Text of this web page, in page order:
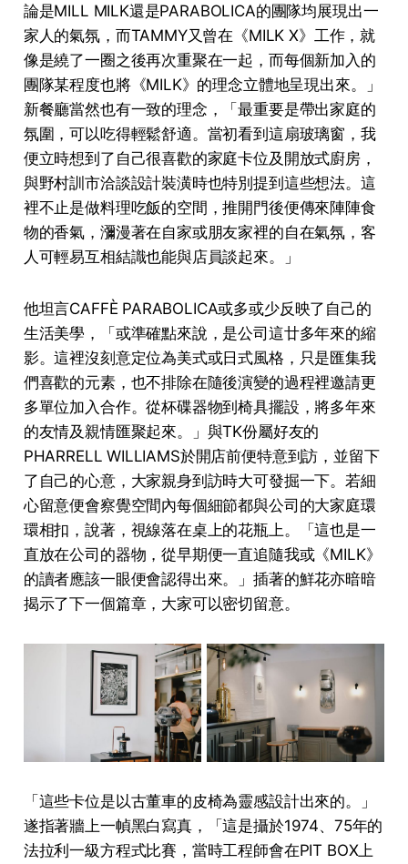
論是MILL MILK還是PARABOLICA的團隊均展現出一
家人的氣氛，而TAMMY又曾在《MILK X》工作，就
像是繞了一圈之後再次重聚在一起，而每個新加入的
團隊某程度也將《MILK》的理念立體地呈現出來。」
新餐廳當然也有一致的理念，「最重要是帶出家庭的
氛圍，可以吃得輕鬆舒適。當初看到這扇玻璃窗，我
便立時想到了自己很喜歡的家庭卡位及開放式廚房，
與野村訓市洽談設計裝潢時也特別提到這些想法。這
裡不止是做料理吃飯的空間，推開門後便傳來陣陣食
物的香氣，瀰漫著在自家或朋友家裡的自在氣氛，客
人可輕易互相結識也能與店員談起來。」
他坦言CAFFÈ PARABOLICA或多或少反映了自己的
生活美學，「或準確點來說，是公司這廿多年來的縮
影。這裡沒刻意定位為美式或日式風格，只是匯集我
們喜歡的元素，也不排除在隨後演變的過程裡邀請更
多單位加入合作。從杯碟器物到椅具擺設，將多年來
的友情及親情匯聚起來。」與TK份屬好友的
PHARRELL WILLIAMS於開店前便特意到訪，並留下
了自己的心意，大家親身到訪時大可發掘一下。若細
心留意便會察覺空間內每個細節都與公司的大家庭環
環相扣，說著，視線落在桌上的花瓶上。「這也是一
直放在公司的器物，從早期便一直追隨我或《MILK》
的讀者應該一眼便會認得出來。」插著的鮮花亦暗暗
揭示了下一個篇章，大家可以密切留意。
「這些卡位是以古董車的皮椅為靈感設計出來的。」
遂指著牆上一幀黑白寫真，「這是攝於1974、75年的
法拉利一級方程式比賽，當時工程師會在PIT BOX上